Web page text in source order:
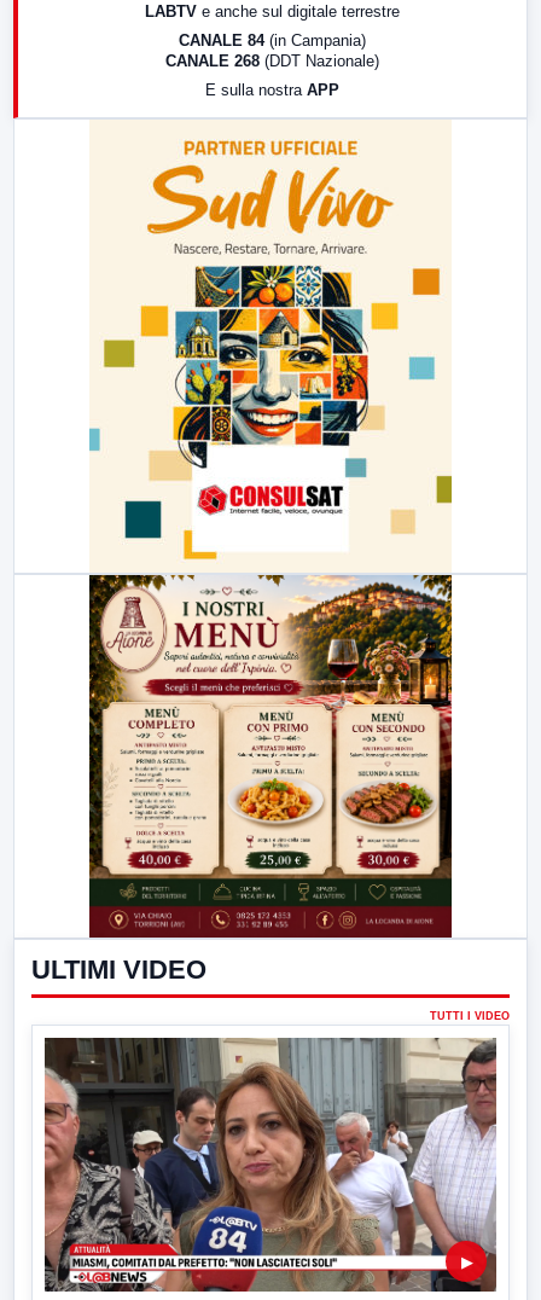
LABTV e anche sul digitale terrestre
CANALE 84 (in Campania)
CANALE 268 (DDT Nazionale)
E sulla nostra APP
ULTIMI VIDEO
TUTTI I VIDEO
▶